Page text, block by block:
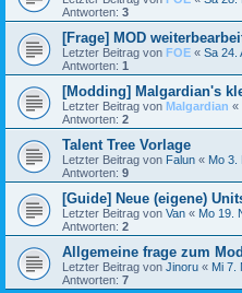
Antworten: 3
[Frage] MOD
Letzter Beitrag von FOE « Sa 24.
Antworten: 1
[Modding] Malgardian's
Letzter Beitrag von Malgardian «
Antworten: 2
Talent Tree Vorlage
Letzter Beitrag von Falun « Mo 3.
Antworten: 9
[Guide] Neue (eigene)
Letzter Beitrag von Van « Mo 19.
Antworten: 2
Allgemeine frage zum
Letzter Beitrag von Jinoru « Mi 7.
Antworten: 7